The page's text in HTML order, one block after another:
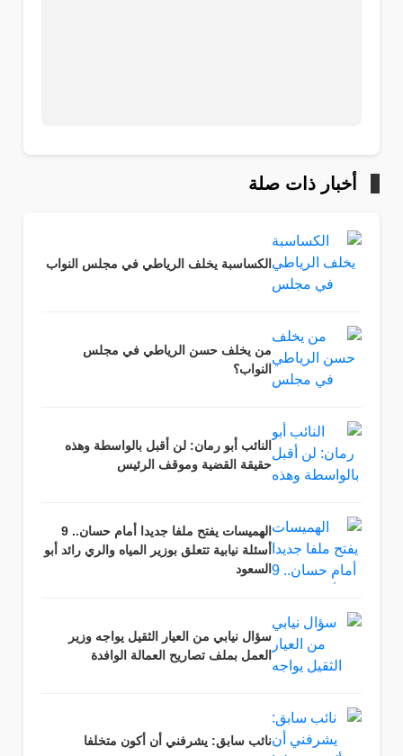
أخبار ذات صلة
الكساسبة يخلف الرياطي في مجلس النواب
من يخلف حسن الرياطي في مجلس
النواب؟
النائب أبو رمان: لن أقبل بالواسطة وهذه
حقيقة القضية وموقف الرئيس
الهميسات يفتح ملفا جديدا أمام حسان.. 9
أسئلة نيابية تتعلق بوزير المياه والري رائد أبو
السعود
سؤال نيابي من العيار الثقيل يواجه وزير
العمل بملف تصاريح العمالة الوافدة
نائب سابق: يشرفني أن أكون متخلفا